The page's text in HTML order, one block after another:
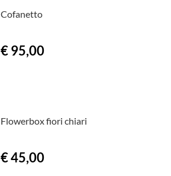
Cofanetto
€ 95,00
Flowerbox fiori chiari
€ 45,00